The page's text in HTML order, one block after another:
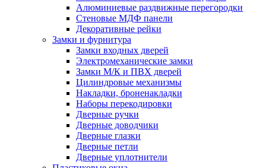
Алюминиевые раздвижные перегородки
Стеновые МДФ панели
Декоративные рейки
Замки и фурнитура
Замки входных дверей
Электромеханические замки
Замки М/К и ПВХ дверей
Цилиндровые механизмы
Накладки, броненакладки
Наборы перекодировки
Дверные ручки
Дверные доводчики
Дверные глазки
Дверные петли
Дверные уплотнители